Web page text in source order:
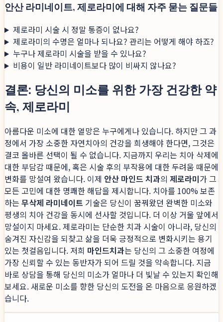
안산 라미네이트, 제로라미에 대해 자주 묻는 질문들
제로라미 시술 시 정말 통증이 없나요?
제로라미의 수명은 얼마나 되나요? 관리는 어떻게 해야 하죠?
누구나 제로라미 시술을 받을 수 있나요?
비용이 일반 라미네이트보다 많이 비싸지 않나요?
결론: 당신의 미소를 위한 가장 건강한 약
속, 제로라미
아름다운 미소에 대한 열망은 누구에게나 있습니다. 하지만 그 과
정에서 가장 소중한 자연치아의 건강을 희생해야 한다면, 그것은
결코 올바른 선택이 될 수 없습니다. 지금까지 우리는 치아 삭제에
대한 부담감 때문에, 혹은 시술 후의 부작용에 대한 두려움 때문에
변화를 망설여 왔습니다. 이제 안산 마인드 치과의 제로라미가 그
모든 고민에 대한 명쾌한 해답을 제시합니다. 치아를 100% 보존
하는 무삭제 라미네이트 기술은 당신이 꿈꿔왔던 완벽한 미소와
평생의 치아 건강을 동시에 선사할 것입니다. 더 이상 거울 앞에서
망설이지 마세요. 제로라미는 단순한 치과 시술이 아니라, 당신의
숨겨진 자신감을 되찾고 삶을 더욱 긍정적으로 변화시키는 용기
있는 첫걸음입니다. 저희 마인드치과는 당신의 그 소중한 여정에
가장 신뢰할 수 있는 동반자가 되어 드릴 것을 약속합니다. 지금
바로 상담을 통해 당신의 미소가 얼마나 더 빛날 수 있는지 확인해
보세요. 새로운 미소를 향한 당신의 도전을 온 마음으로 응원하겠
습니다.